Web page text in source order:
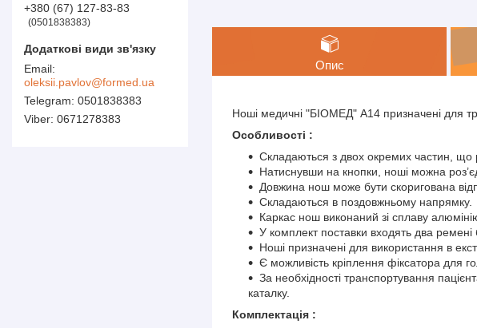
Опис
Ноші медичні "БІОМЕД" А14 призначені для
Особливості :
Складаються з двох окремих частин, що
Натиснувши на кнопки, ноші можна
Довжина нош може бути скоригована
Складаються в поздовжньому напрямку.
Каркас нош виконаний зі сплаву алюмінію
У комплект поставки входять два ремені
Ноші призначені для використання в
Є можливість кріплення фіксатора для
За необхідності транспортування
каталку.
Комплектація :
+380 (67) 127-83-83
0501838383
oleksii.pavlov@formed.ua
0501838383
0671278383